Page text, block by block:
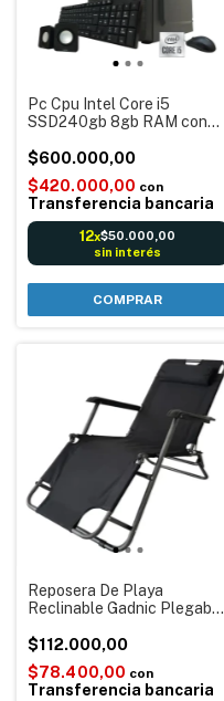
Pc Cpu Intel Core i5
SSD240gb 8gb RAM con
Computadora Armada
Completa Punto de venta
Oficinas
$600.000,00
$420.000,00 con
Transferencia bancaria
12x$50.000,00
sin interés
Reposera De Playa
Reclinable Gadnic Plegable
$112.000,00
$78.400,00 con
Transferencia bancaria